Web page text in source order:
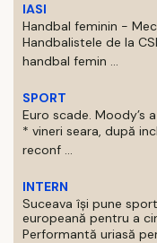
IASI
Handbal feminin -
Handbalistele de la
handbal femin ...
SPORT
Euro scade. Moody’s
* vineri seara, după
reconf ...
INTERN
Suceava își pune
europeană pentru a
Performantă uriasă